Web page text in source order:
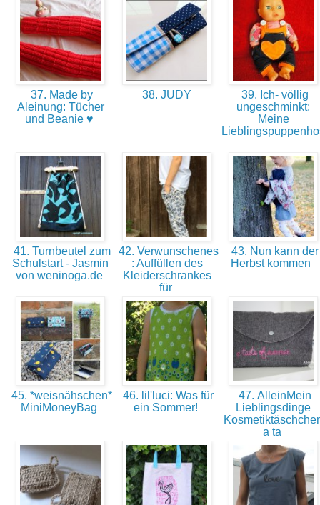
37. Made by
Aleinung: Tücher
und Beanie ♥
38. JUDY
39. Ich- völlig
ungeschminkt:
Meine
41. Turnbeutel zum
Schulstart - Jasmin
von weninoga.de
42. Verwunschenes
: Auffüllen des
Kleiderschrankes
für
43. Nun kann der
Herbst kommen
45. *weisnähschen*
MiniMoneyBag
46. lil'luci: Was für
ein Sommer!
47. AlleinMein
Lieblingsdinge
a ta